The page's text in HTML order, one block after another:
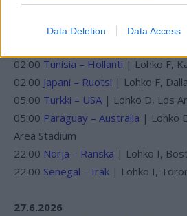
Data Deletion Data Access
02:00 Tunisia – Hollanti | Lohko F,
02:00 Japani – Ruotsi | Lohko F,
05:00 Turkki – USA | Lohko D, Los
05:00 Paraguay – Australia | Lohko
Area Stadium
22:00 Norja – Ranska | Lohko I,
22:00 Senegal – Irak | Lohko I,
27.6.2026